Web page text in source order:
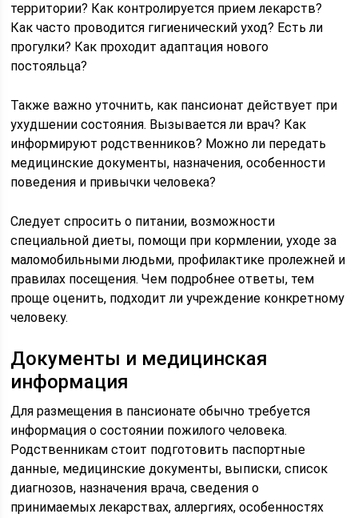
территории? Как контролируется прием лекарств?
Как часто проводится гигиенический уход? Есть ли
прогулки? Как проходит адаптация нового
постояльца?
Также важно уточнить, как пансионат действует при
ухудшении состояния. Вызывается ли врач? Как
информируют родственников? Можно ли передать
медицинские документы, назначения, особенности
поведения и привычки человека?
Следует спросить о питании, возможности
специальной диеты, помощи при кормлении, уходе за
маломобильными людьми, профилактике пролежней и
правилах посещения. Чем подробнее ответы, тем
проще оценить, подходит ли учреждение конкретному
человеку.
Документы и медицинская
информация
Для размещения в пансионате обычно требуется
информация о состоянии пожилого человека.
Родственникам стоит подготовить паспортные
данные, медицинские документы, выписки, список
диагнозов, назначения врача, сведения о
принимаемых лекарствах, аллергиях, особенностях